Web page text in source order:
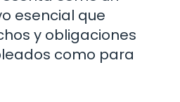
esencial que
y obligaciones
como para